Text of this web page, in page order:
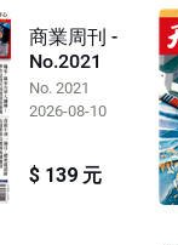
商業周刊 -
No.2021
No. 2021
2026-08-10
$ 139 元